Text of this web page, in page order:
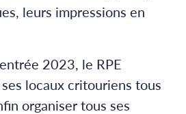
leurs impressions en
2023, le RPE
locaux critouriens tous
organiser tous ses